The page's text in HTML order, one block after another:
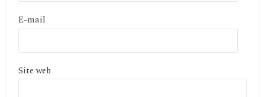
E-mail
Site web